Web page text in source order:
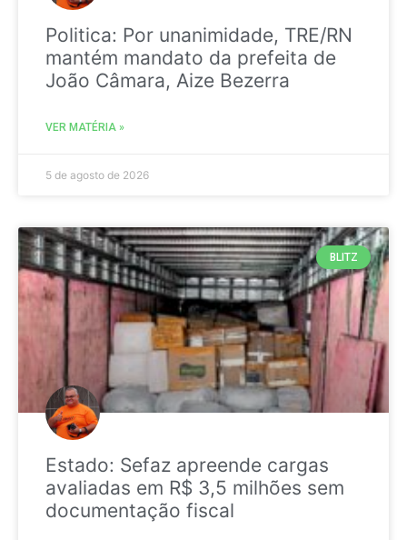
Politica: Por unanimidade, TRE/RN
mantém mandato da prefeita de
João Câmara, Aize Bezerra
VER MATÉRIA »
5 de agosto de 2026
BLITZ
Estado: Sefaz apreende cargas
avaliadas em R$ 3,5 milhões sem
documentação fiscal